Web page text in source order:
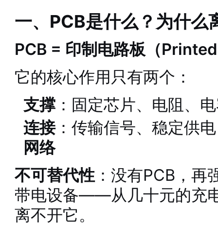
一、PCB是什么？为什么
PCB = 印制电路板（
它的核心作用只有两个：
支撑 ：固定芯片、电阻、
连接：传输信号、稳定供
网络
不可替代性：没有PCB，再
带电设备——从几十元的充
离不开它。